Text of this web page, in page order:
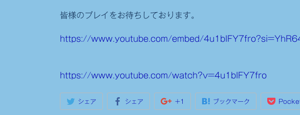
皆様のプレイをお待ちしております。
https://www.youtube.com/embed/
https://www.youtube.com/watch?v=4u1bIFY7fro
シェア シェア +1 ブックマーク